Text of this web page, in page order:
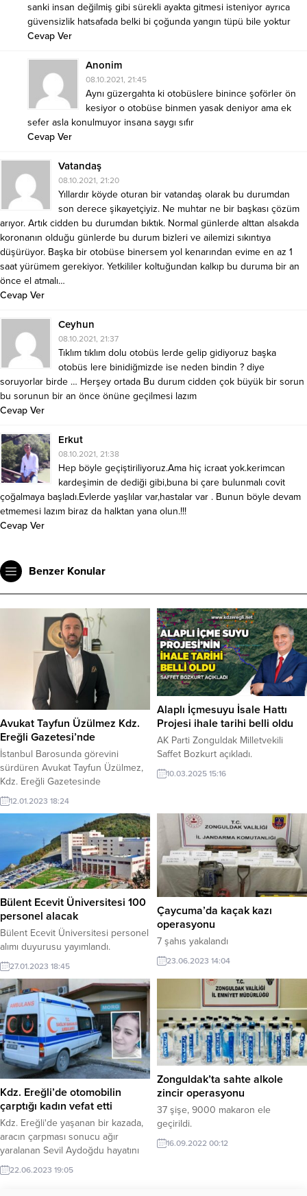
sanki insan değilmiş gibi sürekli ayakta gitmesi isteniyor ayrıca
güvensizlik hatsafada belki bi çoğunda yangın tüpü bile yoktur
Cevap Ver
Anonim
08.10.2021, 21:45
Aynı güzergahta ki otobüslere binince şoförler ön
kesiyor o otobüse binmen yasak deniyor ama ek
sefer asla konulmuyor insana saygı sıfır
Cevap Ver
Vatandaş
08.10.2021, 21:20
Yıllardır köyde oturan bir vatandaş olarak bu durumdan
son derece şikayetçiyiz. Ne muhtar ne bir başkası çözüm
arıyor. Artık cidden bu durumdan bıktık. Normal günlerde alttan alsakda
koronanın olduğu günlerde bu durum bizleri ve ailemizi sıkıntıya
düşürüyor. Başka bir otobüse binersem yol kenarından evime en az 1
saat yürümem gerekiyor. Yetkililer koltuğundan kalkıp bu duruma bir an
önce el atmalı…
Cevap Ver
Ceyhun
08.10.2021, 21:37
Tıklım tıklım dolu otobüs lerde gelip gidiyoruz başka
otobüs lere binidiğmizde ise neden bindin ? diye
soruyorlar birde … Herşey ortada Bu durum cidden çok büyük bir sorun
bu sorunun bir an önce önüne geçilmesi lazım
Cevap Ver
Erkut
08.10.2021, 21:38
Hep böyle geçiştiriliyoruz.Ama hiç icraat yok.kerimcan
kardeşimin de dediği gibi,buna bi çare bulunmalı covit
çoğalmaya başladı.Evlerde yaşlılar var,hastalar var . Bunun böyle devam
etmemesi lazım biraz da halktan yana olun.!!!
Cevap Ver
Benzer Konular
Avukat Tayfun Üzülmez Kdz.
Ereğli Gazetesi’nde
İstanbul Barosunda görevini
sürdüren Avukat Tayfun Üzülmez,
Kdz. Ereğli Gazetesinde
(kdzeregli.net) köşe yazarlığına
başladı.
12.01.2023 18:24
Alaplı İçmesuyu İsale Hattı
Projesi ihale tarihi belli oldu
AK Parti Zonguldak Milletvekili
Saffet Bozkurt açıkladı.
10.03.2025 15:16
Bülent Ecevit Üniversitesi 100
personel alacak
Bülent Ecevit Üniversitesi personel
alımı duyurusu yayımlandı.
27.01.2023 18:45
Çaycuma’da kaçak kazı
operasyonu
7 şahıs yakalandı
23.06.2023 14:04
Kdz. Ereğli’de otomobilin
çarptığı kadın vefat etti
Kdz. Ereğli'de yaşanan bir kazada,
aracın çarpması sonucu ağır
yaralanan Sevil Aydoğdu hayatını
kaybederken, araç sürücüsü ise
gözaltına alındı.
22.06.2023 19:05
Zonguldak’ta sahte alkole
zincir operasyonu
37 şişe, 9000 makaron ele
geçirildi.
16.09.2022 00:12